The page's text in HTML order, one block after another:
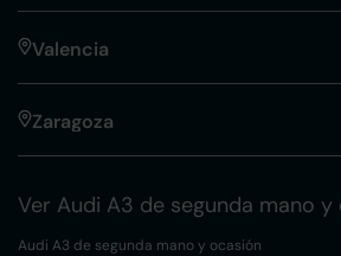
Valencia
Zaragoza
Ver Audi A3 de segunda mano y
Audi A3 de segunda mano y ocasión